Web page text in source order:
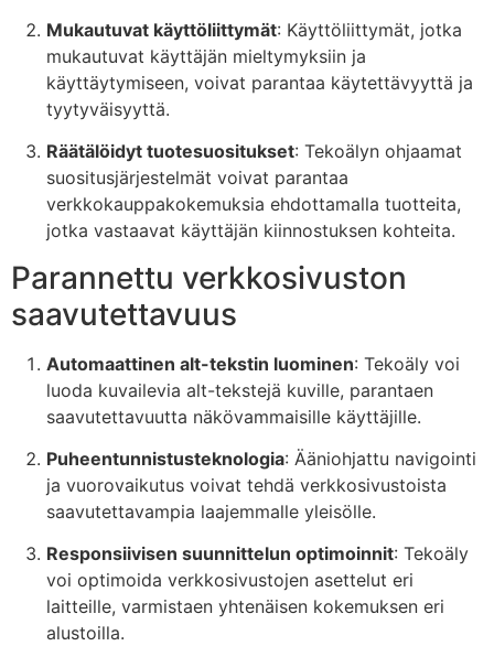
Mukautuvat käyttöliittymät: Käyttöliittymät, jotka
mukautuvat käyttäjän mieltymyksiin ja
käyttäytymiseen, voivat parantaa käytettävyyttä ja
tyytyväisyyttä.
Räätälöidyt tuotesuositukset: Tekoälyn ohjaamat
suositusjärjestelmät voivat parantaa
verkkokauppakokemuksia ehdottamalla tuotteita,
jotka vastaavat käyttäjän kiinnostuksen kohteita.
Parannettu verkkosivuston
saavutettavuus
Automaattinen alt-tekstin luominen: Tekoäly voi
luoda kuvailevia alt-tekstejä kuville, parantaen
saavutettavuutta näkövammaisille käyttäjille.
Puheentunnistusteknologia: Ääniohjattu navigointi
ja vuorovaikutus voivat tehdä verkkosivustoista
saavutettavampia laajemmalle yleisölle.
Responsiivisen suunnittelun optimoinnit: Tekoäly
voi optimoida verkkosivustojen asettelut eri
laitteille, varmistaen yhtenäisen kokemuksen eri
alustoilla.